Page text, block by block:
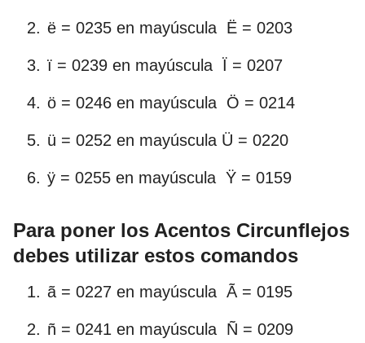
ë = 0235 en mayúscula Ë = 0203
ï = 0239 en mayúscula Ï = 0207
ö = 0246 en mayúscula Ö = 0214
ü = 0252 en mayúscula Ü = 0220
ÿ = 0255 en mayúscula Ÿ = 0159
Para poner los Acentos Circunflejos
debes utilizar estos comandos
ã = 0227 en mayúscula Ã = 0195
ñ = 0241 en mayúscula Ñ = 0209